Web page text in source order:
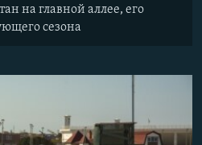
на главной аллее, его
сезона